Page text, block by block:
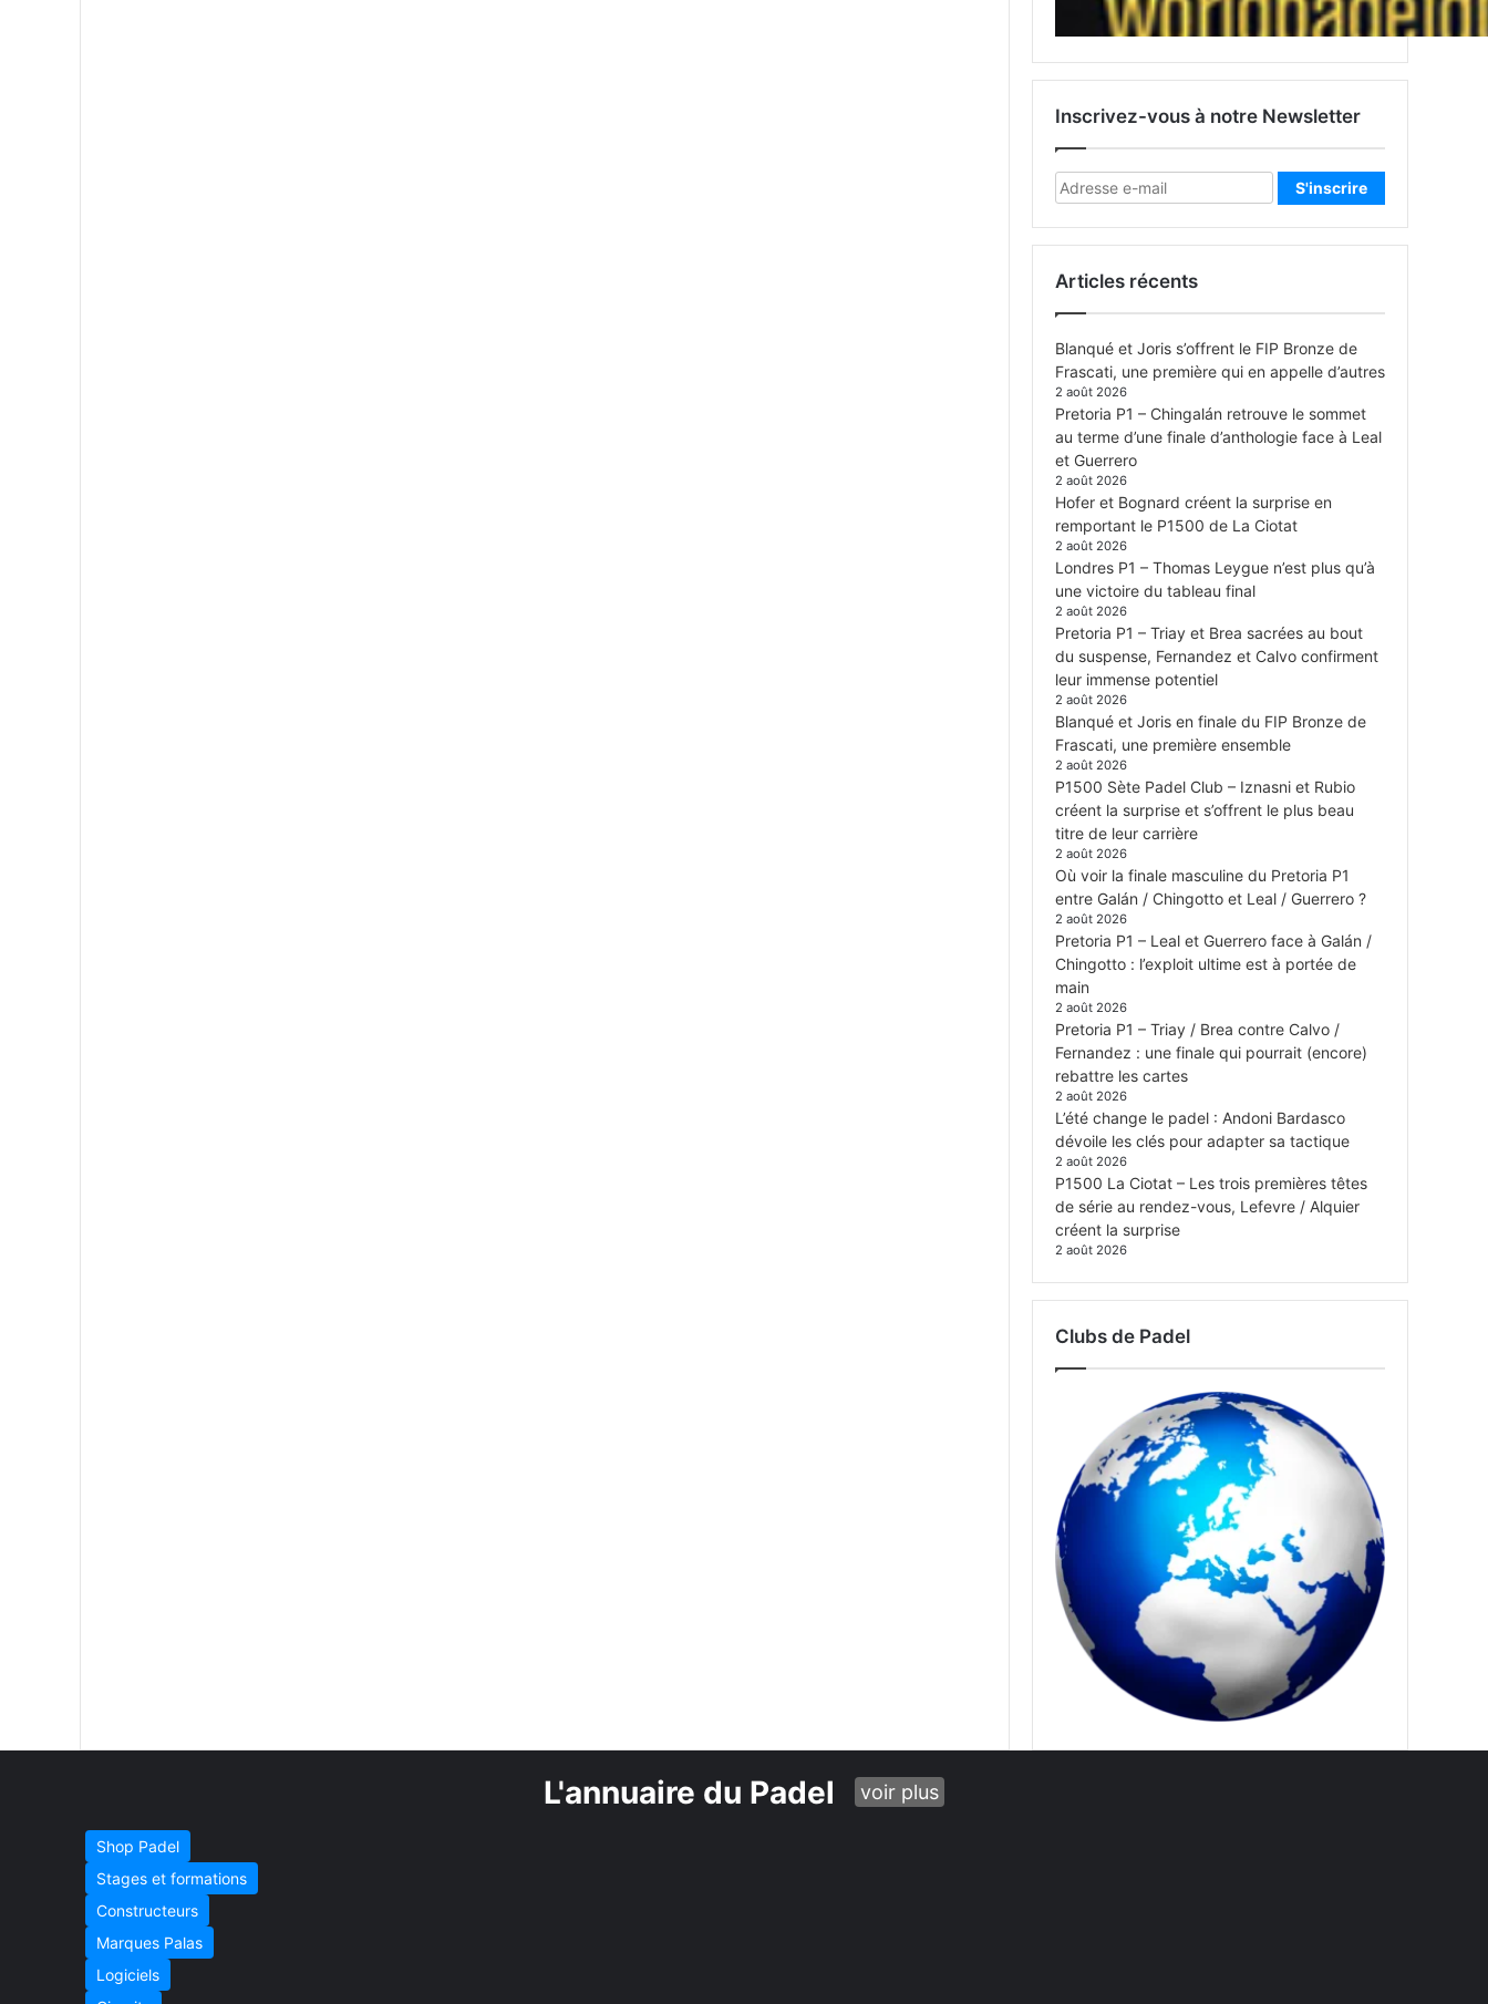
Inscrivez-vous à notre Newsletter
Articles récents
Blanqué et Joris s’offrent le FIP Bronze de
Frascati, une première qui en appelle d’autres
2 août 2026
Pretoria P1 – Chingalán retrouve le sommet
au terme d’une finale d’anthologie face à Leal
et Guerrero
2 août 2026
Hofer et Bognard créent la surprise en
remportant le P1500 de La Ciotat
2 août 2026
Londres P1 – Thomas Leygue n’est plus qu’à
une victoire du tableau final
2 août 2026
Pretoria P1 – Triay et Brea sacrées au bout
du suspense, Fernandez et Calvo confirment
leur immense potentiel
2 août 2026
Blanqué et Joris en finale du FIP Bronze de
Frascati, une première ensemble
2 août 2026
P1500 Sète Padel Club – Iznasni et Rubio
créent la surprise et s’offrent le plus beau
titre de leur carrière
2 août 2026
Où voir la finale masculine du Pretoria P1
entre Galán / Chingotto et Leal / Guerrero ?
2 août 2026
Pretoria P1 – Leal et Guerrero face à Galán /
Chingotto : l’exploit ultime est à portée de
main
2 août 2026
Pretoria P1 – Triay / Brea contre Calvo /
Fernandez : une finale qui pourrait (encore)
rebattre les cartes
2 août 2026
L’été change le padel : Andoni Bardasco
dévoile les clés pour adapter sa tactique
2 août 2026
P1500 La Ciotat – Les trois premières têtes
de série au rendez-vous, Lefevre / Alquier
créent la surprise
2 août 2026
Clubs de Padel
L'annuaire du Padel voir plus
Shop Padel
Stages et formations
Constructeurs
Marques Palas
Logiciels